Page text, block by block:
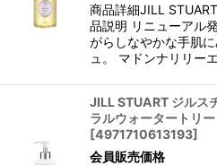
商品詳細JILL
品説明 リニューアル
がらしなやかな手肌
ュ。 マドンナリリー
JILL STUART ジルス
ラルウォータートリ
[4971710613193]
会員販売価格